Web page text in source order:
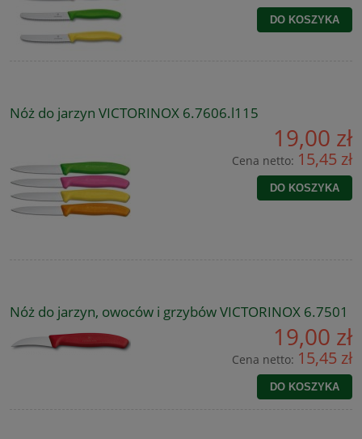
DO KOSZYKA
Nóż do jarzyn VICTORINOX 6.7606.l115
19,00 zł
Cena netto: 15,45 zł
DO KOSZYKA
Nóż do jarzyn, owoców i grzybów VICTORINOX 6.7501
19,00 zł
Cena netto: 15,45 zł
DO KOSZYKA